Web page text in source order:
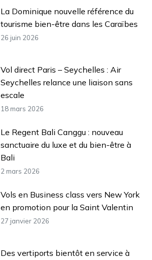
La Dominique nouvelle référence du
tourisme bien-être dans les Caraïbes
26 juin 2026
Vol direct Paris – Seychelles : Air
Seychelles relance une liaison sans
escale
18 mars 2026
Le Regent Bali Canggu : nouveau
sanctuaire du luxe et du bien-être à
Bali
2 mars 2026
Vols en Business class vers New York
en promotion pour la Saint Valentin
27 janvier 2026
Des vertiports bientôt en service à